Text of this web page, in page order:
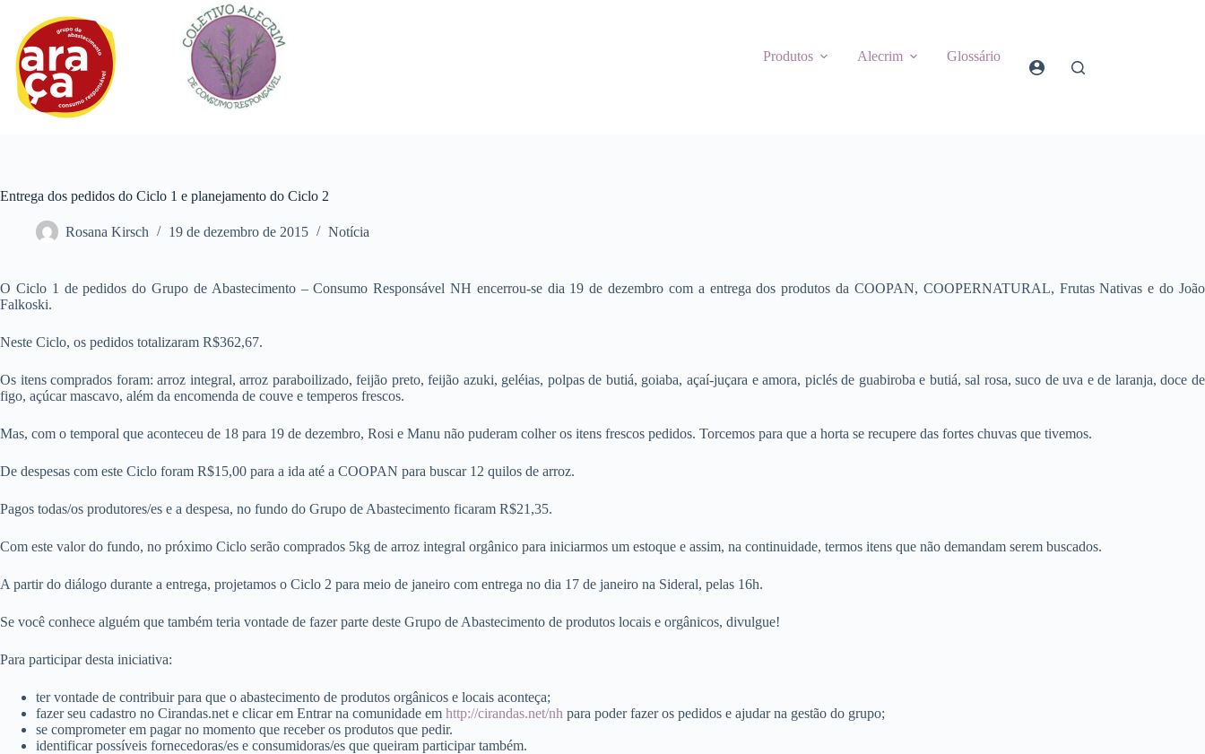
conteúdo
Produtos Alecrim Glossário
Entrega dos pedidos do Ciclo 1 e planejamento do Ciclo 2
Rosana Kirsch 19 de dezembro de 2015 Notícia
O Ciclo 1 de pedidos do Grupo de Abastecimento – Consumo Responsável NH encerrou-se dia 19 de dezembro com a entrega dos produtos da COOPAN, COOPERNATURAL, Frutas Nativas e do João
Falkoski.
Neste Ciclo, os pedidos totalizaram R$362,67.
Os itens comprados foram: arroz integral, arroz paraboilizado, feijão preto, feijão azuki, geléias, polpas de butiá, goiaba, açaí-juçara e amora, piclés de guabiroba e butiá, sal rosa, suco de uva e de laranja, doce de
figo, açúcar mascavo, além da encomenda de couve e temperos frescos.
Mas, com o temporal que aconteceu de 18 para 19 de dezembro, Rosi e Manu não puderam colher os itens frescos pedidos. Torcemos para que a horta se recupere das fortes chuvas que tivemos.
De despesas com este Ciclo foram R$15,00 para a ida até a COOPAN para buscar 12 quilos de arroz.
Pagos todas/os produtores/es e a despesa, no fundo do Grupo de Abastecimento ficaram R$21,35.
Com este valor do fundo, no próximo Ciclo serão comprados 5kg de arroz integral orgânico para iniciarmos um estoque e assim, na continuidade, termos itens que não demandam serem buscados.
A partir do diálogo durante a entrega, projetamos o Ciclo 2 para meio de janeiro com entrega no dia 17 de janeiro na Sideral, pelas 16h.
Se você conhece alguém que também teria vontade de fazer parte deste Grupo de Abastecimento de produtos locais e orgânicos, divulgue!
Para participar desta iniciativa:
ter vontade de contribuir para que o abastecimento de produtos orgânicos e locais aconteça;
fazer seu cadastro no Cirandas.net e clicar em Entrar na comunidade em http://cirandas.net/nh para poder fazer os pedidos e ajudar na gestão do grupo;
se comprometer em pagar no momento que receber os produtos que pedir.
identificar possíveis fornecedoras/es e consumidoras/es que queiram participar também.